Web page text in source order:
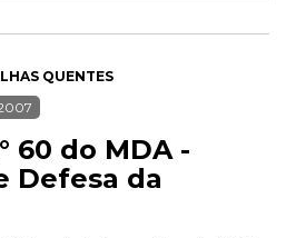
QUENTES
60 do MDA -
Defesa da